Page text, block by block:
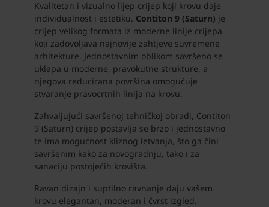
Kvalitetan i vizualno lijep crijep koji krovu daje
individualnost i estetiku. Contiton 9 (Saturn) je
crijep velikog formata iz moderne linije crijepa
koji zadovoljava najnovije zahtjeve suvremene
arhitekture. Jednostavnim oblikom savršeno se
uklapa u moderne, pravokutne strukture, a
njegova reducirana površina omogućuje
stvaranje pravocrtnih linija na krovu.
Zahvaljujući savršenoj tehničkoj obradi, Contiton
9 (Saturn) crijep postavlja se brzo i jednostavno
te ima mogućnost kliznog letvanja, što ga čini
savršenim kako za novogradnju, tako i za
sanaciju postojećih krovišta.
Ravan dizajn i suptilno ravnanje daju vašem
krovu elegantan, moderan i čvrst izgled.